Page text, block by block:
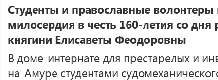
Студенты и православные
милосердия в честь 160-летия со
княгини Елисаветы Феодоровны
В доме-интернате для престарелых и
на-Амуре студентами